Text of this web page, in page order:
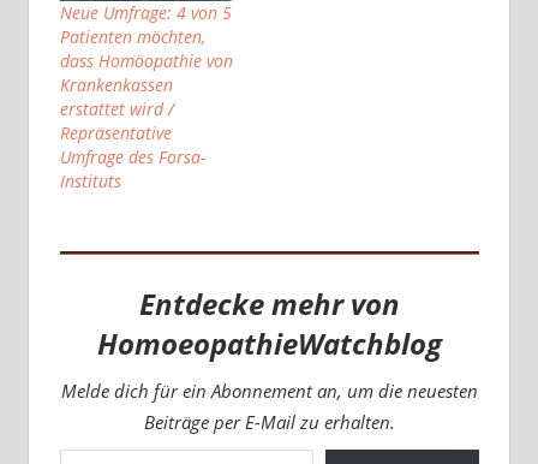
Neue Umfrage: 4 von 5
Patienten möchten,
dass Homöopathie von
Krankenkassen
erstattet wird /
Repräsentative
Umfrage des Forsa-
Instituts
Entdecke mehr von
HomoeopathieWatchblog
Melde dich für ein Abonnement an, um die neuesten
Beiträge per E-Mail zu erhalten.
Gib deine E-Mail-Adresse ein ...